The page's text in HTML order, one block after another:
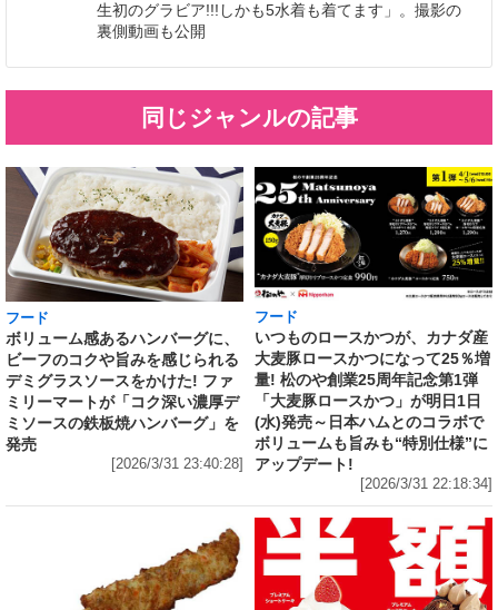
生初のグラビア!!!しかも5水着も着てます」。撮影の
裏側動画も公開
同じジャンルの記事
フード
ボリューム感あるハンバーグに、
ビーフのコクや旨みを感じられる
デミグラスソースをかけた! ファ
ミリーマートが「コク深い濃厚デ
ミソースの鉄板焼ハンバーグ」を
発売
[2026/3/31 23:40:28]
フード
いつものロースかつが、カナダ産
大麦豚ロースかつになって25％増
量! 松のや創業25周年記念第1弾
「大麦豚ロースかつ」が明日1日
(水)発売～日本ハムとのコラボで
ボリュームも旨みも“特別仕様”に
アップデート!
[2026/3/31 22:18:34]